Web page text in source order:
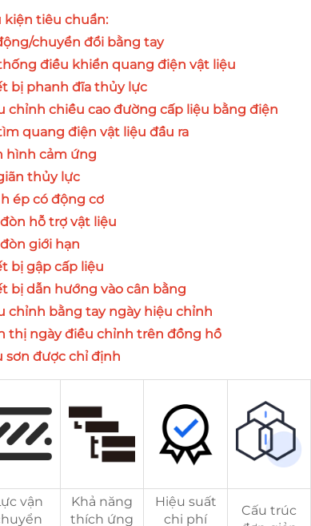
kiện tiêu chuẩn:
chuyển đổi bằng tay
điều khiển quang điện vật liệu
bị phanh đĩa thủy lực
chỉnh chiều cao đường cấp liệu bằng điện
quang điện vật liệu đầu ra
hình cảm ứng
thủy lực
ép có động cơ
hỗ trợ vật liệu
giới hạn
bị gập cấp liệu
bị dẫn hướng vào cân bằng
chỉnh bằng tay ngày hiệu chỉnh
thị ngày điều chỉnh trên đồng hồ
sơn được chỉ định
vận
Khả năng
thích ứng
Hiệu suất
chi phí
Cấu trúc